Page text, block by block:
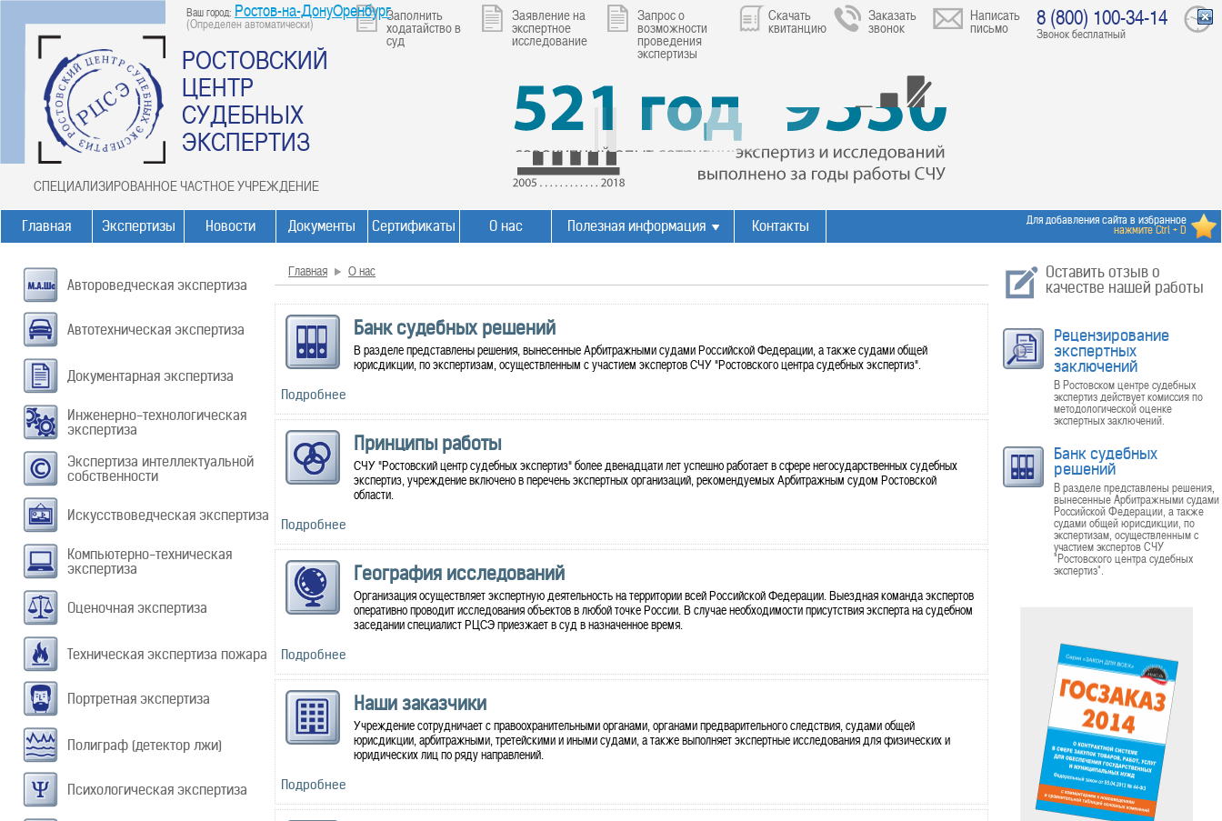
Ваш город: Ростов-на-ДонуОренбург
(Определен автоматически)
РОСТОВСКИЙ
ЦЕНТР
СУДЕБНЫХ
ЭКСПЕРТИЗ
СПЕЦИАЛИЗИРОВАННОЕ ЧАСТНОЕ УЧРЕЖДЕНИЕ
Заполнить
ходатайство в
суд
Заявление на
экспертное
исследование
Запрос о
возможности
проведения
экспертизы
Скачать
квитанцию
Заказать
звонок
Написать
письмо 8 (800) 100-34-14
Звонок бесплатный
Главная Экспертизы Новости Документы Сертификаты О нас Полезная информация Контакты Для добавления сайта в избранное
нажмите Ctrl + D
Автороведческая экспертиза
Автотехническая экспертиза
Документарная экспертиза
Инженерно-технологическая
экспертиза
Экспертиза интеллектуальной
собственности
Искусствоведческая экспертиза
Компьютерно-техническая
экспертиза
Оценочная экспертиза
Техническая экспертиза пожара
Портретная экспертиза
Полиграф (детектор лжи)
Психологическая экспертиза
Главная О нас
Банк судебных решений
В разделе представлены решения, вынесенные Арбитражными судами Российской Федерации, а также судами общей
юрисдикции, по экспертизам, осуществленным с участием экспертов СЧУ "Ростовского центра судебных экспертиз".
Подробнее
Принципы работы
СЧУ "Ростовский центр судебных экспертиз" более двенадцати лет успешно работает в сфере негосударственных судебных
экспертиз, учреждение включено в перечень экспертных организаций, рекомендуемых Арбитражным судом Ростовской
области.
Подробнее
География исследований
Организация осуществляет экспертную деятельность на территории всей Российской Федерации. Выездная команда экспертов
оперативно проводит исследования объектов в любой точке России. В случае необходимости присутствия эксперта на судебном
заседании специалист РЦСЭ приезжает в суд в назначенное время.
Подробнее
Наши заказчики
Учреждение сотрудничает с правоохранительными органами, органами предварительного следствия, судами общей
юрисдикции, арбитражными, третейскими и иными судами, а также выполняет экспертные исследования для физических и
юридических лиц по ряду направлений.
Подробнее
Оставить отзыв о
качестве нашей работы
Рецензирование
экспертных
заключений
В Ростовском центре судебных
экспертиз действует комиссия по
методологической оценке
экспертных заключений.
Банк судебных
решений
В разделе представлены решения,
вынесенные Арбитражными судами
Российской Федерации, а также
судами общей юрисдикции, по
экспертизам, осуществленным с
участием экспертов СЧУ
"Ростовского центра судебных
экспертиз".